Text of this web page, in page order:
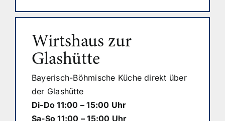
Wirtshaus zur
Glashütte
Bayerisch-Böhmische Küche direkt über
der Glashütte
Di-Do 11:00 – 15:00 Uhr
Sa-So 11:00 – 15:00 Uhr